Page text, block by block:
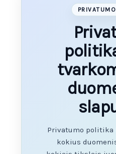
Privatumo politika
kokius